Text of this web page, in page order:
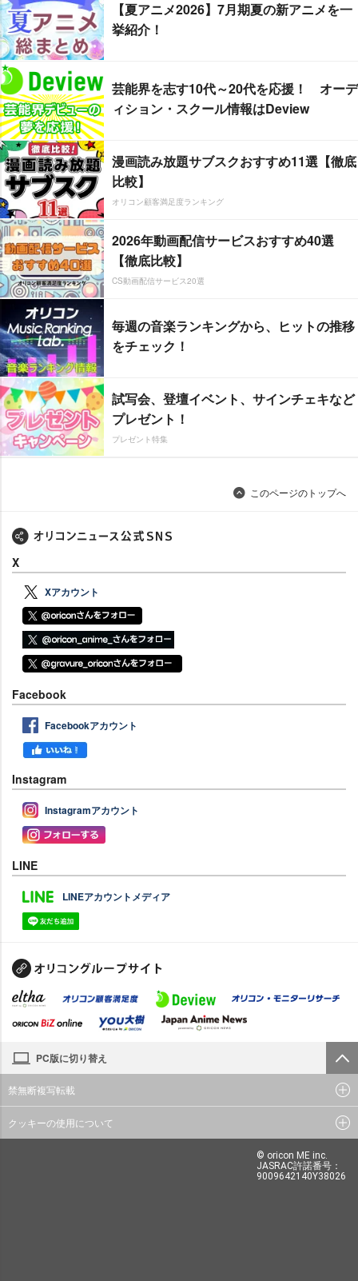
【夏アニメ2026】7月期夏の新アニメを一
挙紹介！
芸能界を志す10代～20代を応援！ オーデ
ィション・スクール情報はDeview
漫画読み放題サブスクおすすめ11選【徹底
比較】
オリコン顧客満足度ランキング
2026年動画配信サービスおすすめ40選
【徹底比較】
CS動画配信サービス20選
毎週の音楽ランキングから、ヒットの推移
をチェック！
試写会、登壇イベント、サインチェキなど
プレゼント！
プレゼント特集
このページのトップへ
X
Xアカウント
Facebook
Facebookアカウント
Instagram
Instagramアカウント
LINE
LINEアカウントメディア
PC版に切り替え
禁無断複写転載
クッキーの使用について
© oricon ME inc.
JASRAC許諾番号：
9009642140Y38026